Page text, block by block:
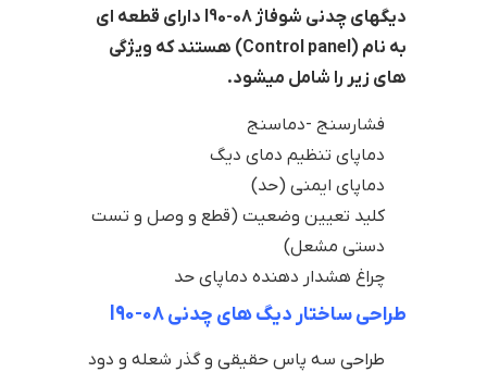
دیگهای چدنی شوفاژ l90-08 دارای قطعه ای
به نام (Control panel) هستند که ویژگی
های زیر را شامل میشود.
فشارسنج -دماسنج
دماپای تنظیم دمای دیگ
دماپای ایمنی (حد)
کلید تعیین وضعیت (قطع و وصل و تست
دستی مشعل)
چراغ هشدار دهنده دماپای حد
طراحی ساختار دیگ های چدنی l90-08
طراحی سه پاس حقیقی و گذر شعله و دود